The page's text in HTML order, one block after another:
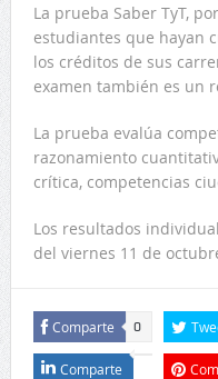
La prueba Saber TyT,
estudiantes que hayan
los créditos de sus
examen también es un
La prueba evalúa
razonamiento
crítica, competencias
Los resultados
del viernes 11 de
Comparte 0
Comparte